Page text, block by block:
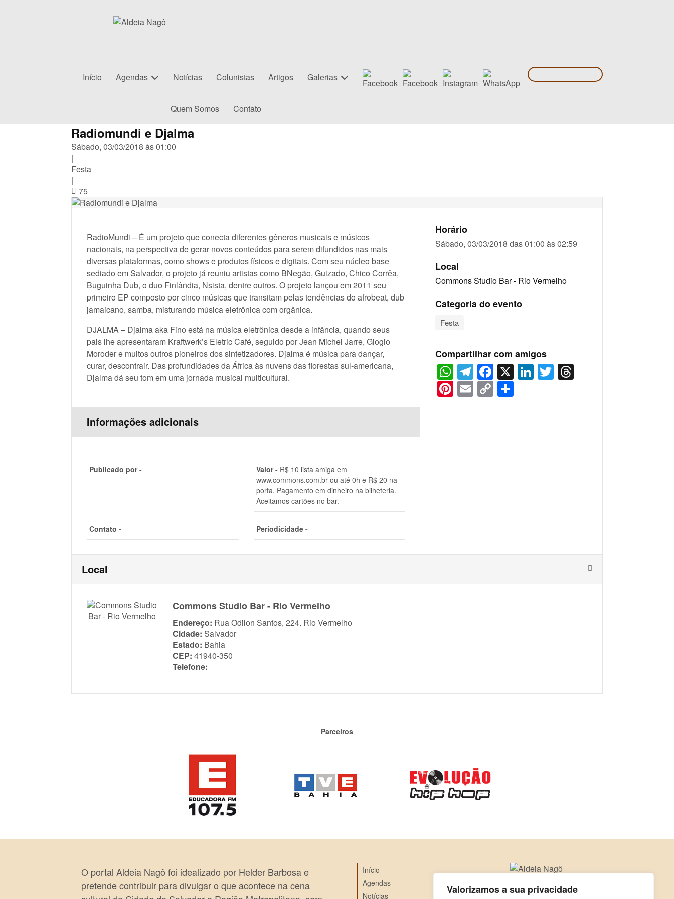
Valorizamos a sua privacidade
Início Agendas Notícias Colunistas Artigos Galerias
Quem Somos Contato
Radiomundi e Djalma
Sábado, 03/03/2018 às 01:00
|
Festa
|
75
RadioMundi – É um projeto que conecta diferentes gêneros musicais e músicos
nacionais, na perspectiva de gerar novos conteúdos para serem difundidos nas mais
diversas plataformas, como shows e produtos físicos e digitais. Com seu núcleo base
sediado em Salvador, o projeto já reuniu artistas como BNegão, Guizado, Chico Corrêa,
Buguinha Dub, o duo Finlândia, Nsista, dentre outros. O projeto lançou em 2011 seu
primeiro EP composto por cinco músicas que transitam pelas tendências do afrobeat, dub
jamaicano, samba, misturando música eletrônica com orgânica.
DJALMA – Djalma aka Fino está na música eletrônica desde a infância, quando seus
pais lhe apresentaram Kraftwerk’s Eletric Café, seguido por Jean Michel Jarre, Giogio
Moroder e muitos outros pioneiros dos sintetizadores. Djalma é música para dançar,
curar, descontrair. Das profundidades da África às nuvens das florestas sul-americana,
Djalma dá seu tom em uma jornada musical multicultural.
Informações adicionais
Publicado por - Valor -R$ 10 lista amiga em
www.commons.com.br ou até 0h e R$ 20 na
porta. Pagamento em dinheiro na bilheteria.
Aceitamos cartões no bar.
Contato - Periodicidade -
Horário
Sábado, 03/03/2018 das 01:00 às 02:59
Local
Commons Studio Bar - Rio Vermelho
Categoria do evento
Festa
Compartilhar com amigos
WhatsApp
Telegram
Facebook
X LinkedIn
Twitter
Pinterest
Email
Copy
Link
Local
Commons Studio Bar - Rio Vermelho
Endereço: Rua Odilon Santos, 224. Rio Vermelho
Cidade: Salvador
Estado: Bahia
CEP: 41940-350
Telefone:
Parceiros
O portal Aldeia Nagô foi idealizado por Helder Barbosa e
pretende contribuir para divulgar o que acontece na cena
Início
Agendas
Notícias